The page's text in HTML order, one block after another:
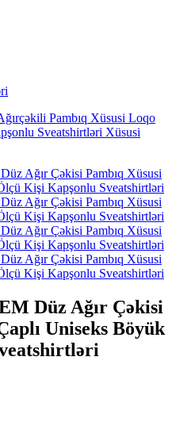
Düz Ağır Çəkisi
Uniseks Böyük